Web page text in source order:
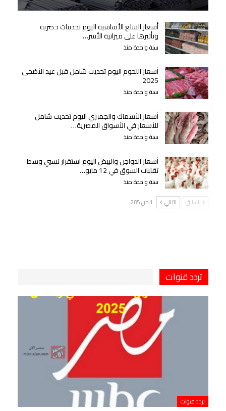
أسعار السلع الأساسية اليوم تحديثات حصرية
وتأثيرها على ميزانية الأسر…
سنة واحدة منذ
أسعار اللحوم اليوم تحديث شامل قبل عيد الأضحى
2025
سنة واحدة منذ
أسعار الأسماك والجمبري اليوم تحديث شامل
للأسعار في الأسواق المصرية…
سنة واحدة منذ
أسعار الدواجن والبيض اليوم استقرار نسبي وسط
تقلبات السوق في 12 مايو…
سنة واحدة منذ
السابق التالي 1 من 285
تردد قنوات
تردد قنوات